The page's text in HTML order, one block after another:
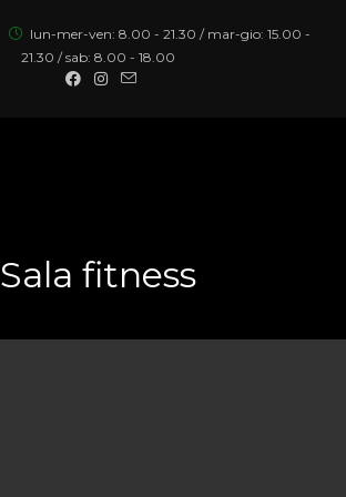
lun-mer-ven: 8.00 - 21.30 / mar-gio: 15.00 -
21.30 / sab: 8.00 - 18.00
Sala fitness